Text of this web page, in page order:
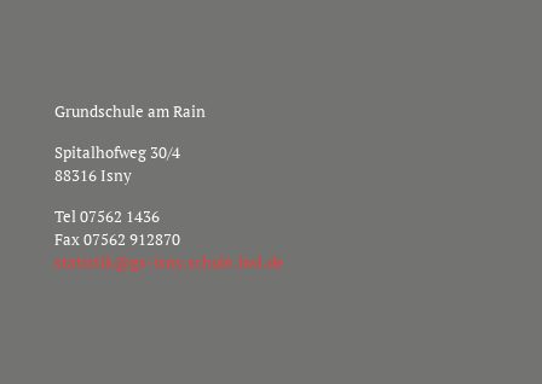
Grundschule am Rain
Spitalhofweg 30/4
88316 Isny
Tel07562 1436
Fax 07562 912870
ed.lw
b.elu
hcs.y
nsi-s
g@kit
sitat
s